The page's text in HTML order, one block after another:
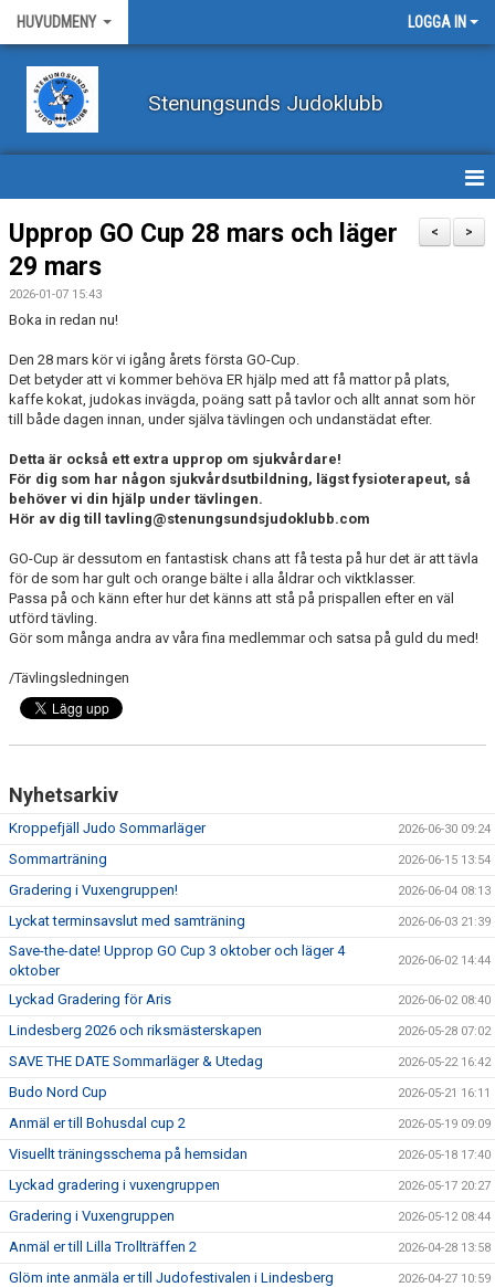
HUVUDMENY LOGGA IN
Stenungsunds Judoklubb
HEM
FÖRBUNDSNYHETER
BILDER
BÖRJA TRÄNA JUDO
BLI MEDLEM
VECKOSCHEMA
>
<
Upprop GO Cup 28 mars och läger
29 mars
2026-01-07 15:43
Boka in redan nu!
Den 28 mars kör vi igång årets första GO-Cup.
Det betyder att vi kommer behöva ER hjälp med att få mattor på plats,
kaffe kokat, judokas invägda, poäng satt på tavlor och allt annat som hör
till både dagen innan, under själva tävlingen och undanstädat efter.
Detta är också ett extra upprop om sjukvårdare!
För dig som har någon sjukvårdsutbildning, lägst fysioterapeut, så
behöver vi din hjälp under tävlingen.
Hör av dig till tavling@stenungsundsjudoklubb.com
GO-Cup är dessutom en fantastisk chans att få testa på hur det är att tävla
för de som har gult och orange bälte i alla åldrar och viktklasser.
Passa på och känn efter hur det känns att stå på prispallen efter en väl
utförd tävling.
Gör som många andra av våra fina medlemmar och satsa på guld du med!
/Tävlingsledningen
Nyhetsarkiv
Kroppefjäll Judo Sommarläger 2026-06-30 09:24
Sommarträning 2026-06-15 13:54
Gradering i Vuxengruppen! 2026-06-04 08:13
Lyckat terminsavslut med samträning 2026-06-03 21:39
Save-the-date! Upprop GO Cup 3 oktober och läger 4
oktober
2026-06-02 14:44
Lyckad Gradering för Aris 2026-06-02 08:40
Lindesberg 2026 och riksmästerskapen 2026-05-28 07:02
SAVE THE DATE Sommarläger & Utedag 2026-05-22 16:42
Budo Nord Cup 2026-05-21 16:11
Anmäl er till Bohusdal cup 2 2026-05-19 09:09
Visuellt träningsschema på hemsidan 2026-05-18 17:40
Lyckad gradering i vuxengruppen 2026-05-17 20:27
Gradering i Vuxengruppen 2026-05-12 08:44
Anmäl er till Lilla Trollträffen 2 2026-04-28 13:58
Glöm inte anmäla er till Judofestivalen i Lindesberg 2026-04-27 10:59